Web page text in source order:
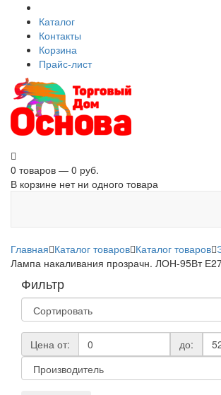
Каталог
Контакты
Корзина
Прайс-лист
0 товаров — 0 руб.
В корзине нет ни одного товара
Главная Каталог товаров Каталог товаров
Лампа накаливания прозрачн. ЛОН-95Вт
Фильтр
Цена от: до: